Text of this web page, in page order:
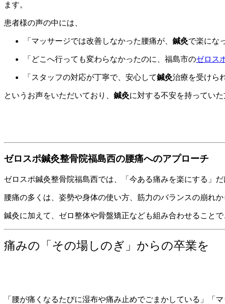
ます。
患者様の声の中には、
「マッサージでは改善しなかった腰痛が、 鍼灸で楽にな
「どこへ行っても変わらなかったのに、福島市のゼロス
「スタッフの対応が丁寧で、安心して鍼灸治療を受けら
というお声をいただいており、 鍼灸に対する不安を持ってい
ゼロスポ鍼灸整骨院福島西の腰痛へのアプローチ
ゼロスポ鍼灸整骨院福島西では、「今ある痛みを楽にする」
腰痛の多くは、姿勢や身体の使い方、筋力のバランスの崩れ
鍼灸に加えて、ゼロ整体や骨盤矯正なども組み合わせることで
痛みの「その場しのぎ」からの卒業を
「腰が痛くなるたびに湿布や痛み止めでごまかしている」「